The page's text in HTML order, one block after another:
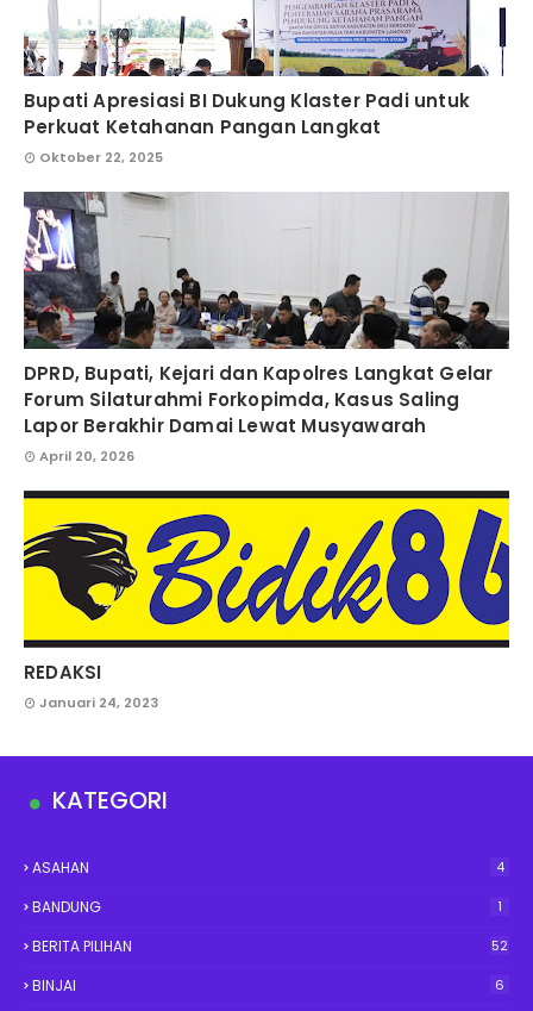
Bupati Apresiasi BI Dukung Klaster Padi untuk
Perkuat Ketahanan Pangan Langkat
Oktober 22, 2025
DPRD, Bupati, Kejari dan Kapolres Langkat Gelar
Forum Silaturahmi Forkopimda, Kasus Saling
Lapor Berakhir Damai Lewat Musyawarah
April 20, 2026
REDAKSI
Januari 24, 2023
KATEGORI
ASAHAN 4
BANDUNG 1
BERITA PILIHAN 52
BINJAI 6